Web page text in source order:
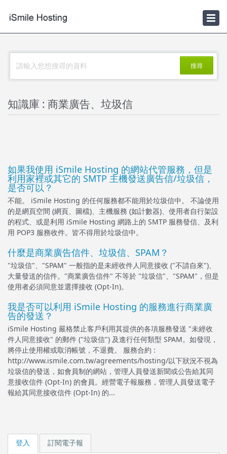
iSmile Hosting
登入 訂閱電子報
搜尋
知識庫 : 商業廣告、垃圾信
如果我使用 iSmile Hosting 的網站代管服務，但是
利用家裡或其它的 SMTP 主機發送廣告信/垃圾信，
是否可以？
不能。 iSmile Hosting 的任何服務都不能用於垃圾信中。 不論使用
的是網頁空間 (網頁、圖檔)、主機服務 (如計數器)、使用者自行架設
的程式、或是利用 iSmile Hosting 網路上的 SMTP 服務發信、及利
用 POP3 服務收件。皆不得用於垃圾信中。
什麼是商業廣告信件、垃圾信、SPAM？
"垃圾信"、"SPAM" 一般指的是未經收件人同意接收 ("不請自來")、
大量發送的信件。"商業廣告信件" 不等於 "垃圾信"、"SPAM"，但是
使用者必須同意並選擇接收 (Opt-In)。
我是否可以利用 iSmile Hosting 的服務進行商業廣
告的發送？
iSmile Hosting 嚴格禁止客戶利用其提供的各項服務發送 "未經收
件人同意接收" 的郵件 ("垃圾信") 及進行任何類型 SPAM。如發現，
將停止使用權或取消帳號，不退費。 服務合約 :
http://www.ismile.com.tw/agreements/hosting/以下狀況不視為
垃圾信的發送，如會員制的網站，管理人員發送新聞或公告給其同
意接收信件 (Opt-In) 的會員。經營電子報服務，管理人員發送電子
報給其同意接收信件 (Opt-In) 的...